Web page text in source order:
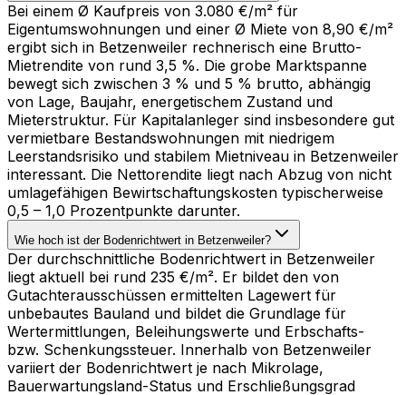
Bei einem Ø Kaufpreis von 3.080 €/m² für
Eigentumswohnungen und einer Ø Miete von 8,90 €/m²
ergibt sich in Betzenweiler rechnerisch eine Brutto-
Mietrendite von rund 3,5 %. Die grobe Marktspanne
bewegt sich zwischen 3 % und 5 % brutto, abhängig
von Lage, Baujahr, energetischem Zustand und
Mieterstruktur. Für Kapitalanleger sind insbesondere gut
vermietbare Bestandswohnungen mit niedrigem
Leerstandsrisiko und stabilem Mietniveau in Betzenweiler
interessant. Die Nettorendite liegt nach Abzug von nicht
umlagefähigen Bewirtschaftungskosten typischerweise
0,5 – 1,0 Prozentpunkte darunter.
Wie hoch ist der Bodenrichtwert in Betzenweiler?
Der durchschnittliche Bodenrichtwert in Betzenweiler
liegt aktuell bei rund 235 €/m². Er bildet den von
Gutachterausschüssen ermittelten Lagewert für
unbebautes Bauland und bildet die Grundlage für
Wertermittlungen, Beleihungswerte und Erbschafts-
bzw. Schenkungssteuer. Innerhalb von Betzenweiler
variiert der Bodenrichtwert je nach Mikrolage,
Bauerwartungsland-Status und Erschließungsgrad